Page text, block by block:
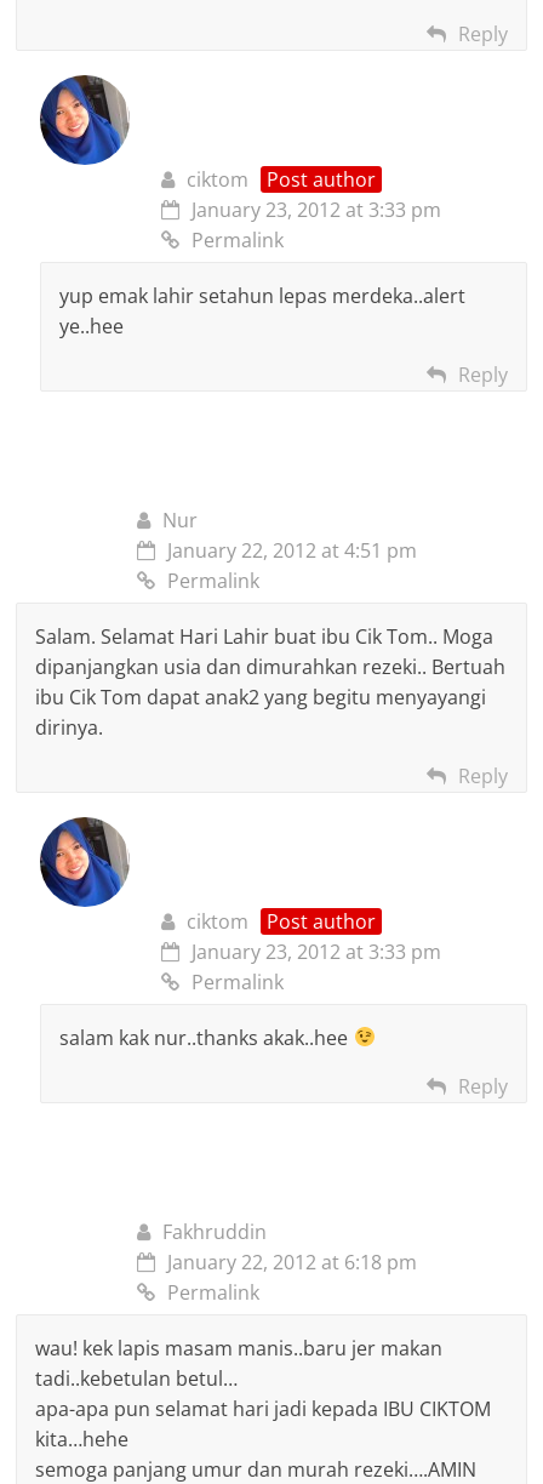
Reply
ciktom
Post author
January 23, 2012 at 3:33 pm
Permalink
yup emak lahir setahun lepas merdeka..alert
ye..hee
Reply
Nur
January 22, 2012 at 4:51 pm
Permalink
Salam. Selamat Hari Lahir buat ibu Cik Tom.. Moga
dipanjangkan usia dan dimurahkan rezeki.. Bertuah
ibu Cik Tom dapat anak2 yang begitu menyayangi
dirinya.
Reply
ciktom
Post author
January 23, 2012 at 3:33 pm
Permalink
salam kak nur..thanks akak..hee
Reply
Fakhruddin
January 22, 2012 at 6:18 pm
Permalink
wau! kek lapis masam manis..baru jer makan
tadi..kebetulan betul…
apa-apa pun selamat hari jadi kepada IBU CIKTOM
kita…hehe
semoga panjang umur dan murah rezeki….AMIN